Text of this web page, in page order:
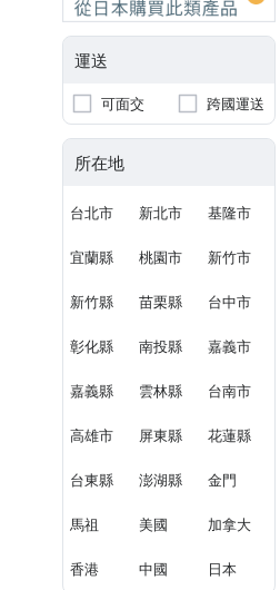
運送
可面交 跨國運送
所在地
台北市 新北市 基隆市
宜蘭縣 桃園市 新竹市
新竹縣 苗栗縣 台中市
彰化縣 南投縣 嘉義市
嘉義縣 雲林縣 台南市
高雄市 屏東縣 花蓮縣
台東縣 澎湖縣 金門
馬祖 美國 加拿大
香港 中國 日本